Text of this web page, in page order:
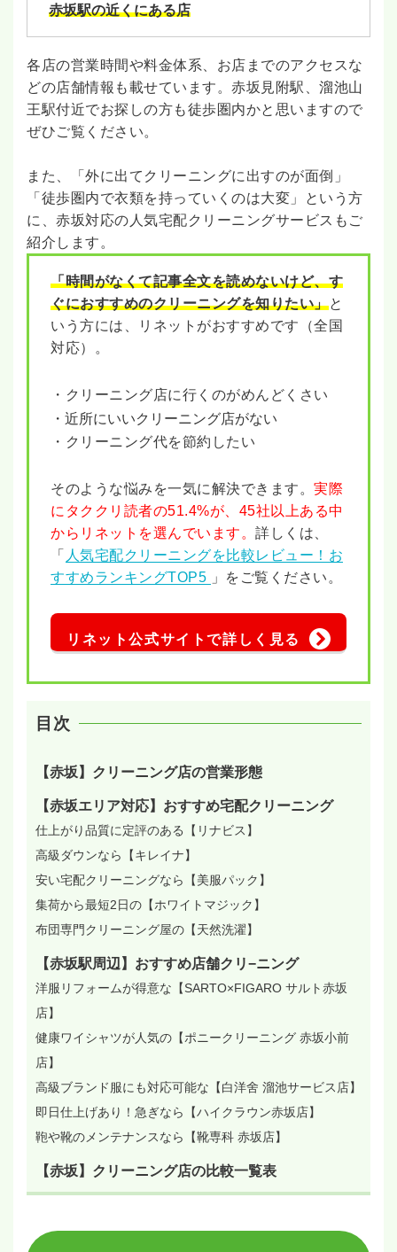
赤坂駅の近くにある店
各店の営業時間や料金体系、お店までのアクセスな
どの店舗情報も載せています。赤坂見附駅、溜池山
王駅付近でお探しの方も徒歩圏内かと思いますので
ぜひご覧ください。
また、「外に出てクリーニングに出すのが面倒」
「徒歩圏内で衣類を持っていくのは大変」という方
に、赤坂対応の人気宅配クリーニングサービスもご
紹介します。
「時間がなくて記事全文を読めないけど、す
ぐにおすすめのクリーニングを知りたい」と
いう方には、リネットがおすすめです（全国
対応）。
・クリーニング店に行くのがめんどくさい
・近所にいいクリーニング店がない
・クリーニング代を節約したい
そのような悩みを一気に解決できます。 実際
にタククリ読者の51.4%が、45社以上ある中
からリネットを選んでいます。 詳しくは、
「
人気宅配クリーニングを比較レビュー！お
すすめランキングTOP5
」をご覧ください。
リネット公式サイトで詳しく見る
目次
【赤坂】クリーニング店の営業形態
【赤坂エリア対応】おすすめ宅配クリーニング
仕上がり品質に定評のある【リナビス】
高級ダウンなら【キレイナ】
安い宅配クリーニングなら【美服パック】
集荷から最短2日の【ホワイトマジック】
布団専門クリーニング屋の【天然洗濯】
【赤坂駅周辺】おすすめ店舗クリ−ニング
洋服リフォームが得意な【SARTO×FIGARO サルト赤坂
店】
健康ワイシャツが人気の【ポニークリーニング 赤坂小前
店】
高級ブランド服にも対応可能な【白洋舍 溜池サービス店】
即日仕上げあり！急ぎなら【ハイクラウン赤坂店】
鞄や靴のメンテナンスなら【靴専科 赤坂店】
【赤坂】クリーニング店の比較一覧表